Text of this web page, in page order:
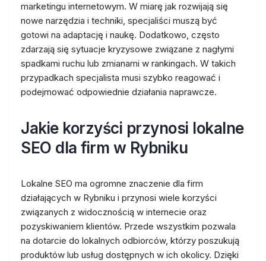
marketingu internetowym. W miarę jak rozwijają się
nowe narzędzia i techniki, specjaliści muszą być
gotowi na adaptację i naukę. Dodatkowo, często
zdarzają się sytuacje kryzysowe związane z nagłymi
spadkami ruchu lub zmianami w rankingach. W takich
przypadkach specjalista musi szybko reagować i
podejmować odpowiednie działania naprawcze.
Jakie korzyści przynosi lokalne
SEO dla firm w Rybniku
Lokalne SEO ma ogromne znaczenie dla firm
działających w Rybniku i przynosi wiele korzyści
związanych z widocznością w internecie oraz
pozyskiwaniem klientów. Przede wszystkim pozwala
na dotarcie do lokalnych odbiorców, którzy poszukują
produktów lub usług dostępnych w ich okolicy. Dzięki